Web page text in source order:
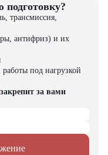
HFC5241GJBP1K4E45F
качества и лучших
подготовку?
трансмиссия,
антифриз) и их
под нагрузкой
за вами